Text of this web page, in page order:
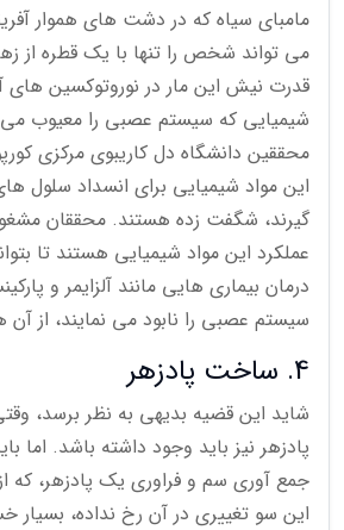
مامبای سیاه که در دشت های هموار
می تواند شخص را تنها با یک قطره از
قدرت نیش این مار در نوروتوکسین های
شیمیایی که سیستم عصبی را معیوب می
محققین دانشگاه دل کاریبوی مرکزی
این مواد شیمیایی برای انسداد سلول
گیرند، شگفت زده هستند. محققان
عملکرد این مواد شیمیایی هستند تا
درمان بیماری هایی مانند آلزایمر و
سیستم عصبی را نابود می نمایند، از آن
4. ساخت پادزهر
شاید این قضیه بدیهی به نظر برسد،
پادزهر نیز باید وجود داشته باشد. اما
این سو تغییری در آن رخ نداده، بسیار